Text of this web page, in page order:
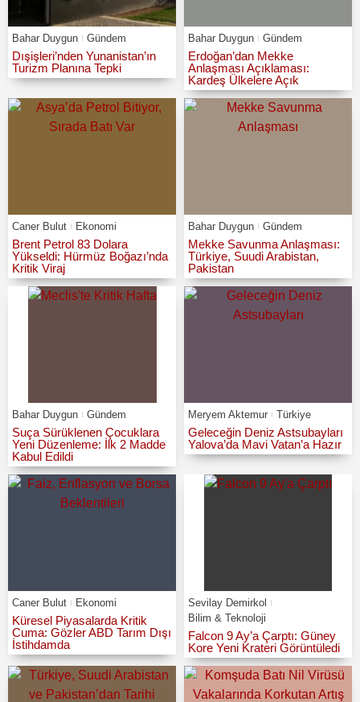
Bahar Duygun Gündem
Dışişleri’nden Yunanistan’ın
Turizm Planına Tepki
Bahar Duygun Gündem
Erdoğan’dan Mekke
Anlaşması Açıklaması:
Kardeş Ülkelere Açık
Caner Bulut Ekonomi
Brent Petrol 83 Dolara
Yükseldi: Hürmüz Boğazı’nda
Kritik Viraj
Bahar Duygun Gündem
Mekke Savunma Anlaşması:
Türkiye, Suudi Arabistan,
Pakistan
Bahar Duygun Gündem
Suça Sürüklenen Çocuklara
Yeni Düzenleme: İlk 2 Madde
Kabul Edildi
Meryem Aktemur Türkiye
Geleceğin Deniz Astsubayları
Yalova’da Mavi Vatan’a Hazır
Caner Bulut Ekonomi
Küresel Piyasalarda Kritik
Cuma: Gözler ABD Tarım Dışı
İstihdamda
Sevilay Demirkol
Bilim & Teknoloji
Falcon 9 Ay’a Çarptı: Güney
Kore Yeni Krateri Görüntüledi